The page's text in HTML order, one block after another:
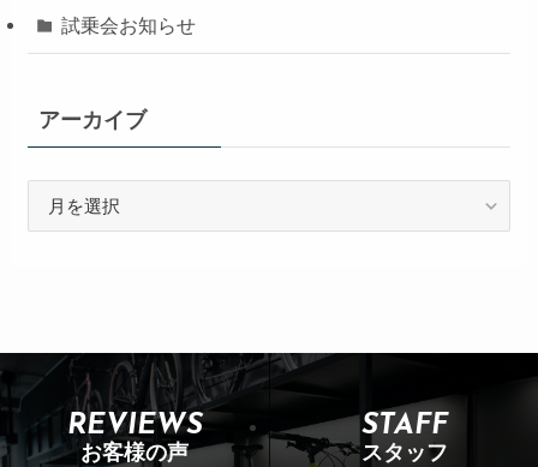
試乗会お知らせ
アーカイブ
REVIEWS
お客様の声
STAFF
スタッフ